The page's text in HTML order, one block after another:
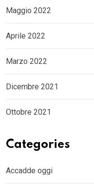
Maggio 2022
Aprile 2022
Marzo 2022
Dicembre 2021
Ottobre 2021
Categories
Accadde oggi